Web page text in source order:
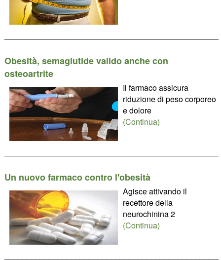
Obesità, semaglutide valido anche con
osteoartrite
Il farmaco assicura
riduzione di peso corporeo
e dolore
(Continua)
Un nuovo farmaco contro l'obesità
Agisce attivando il
recettore della
neurochinina 2
(Continua)